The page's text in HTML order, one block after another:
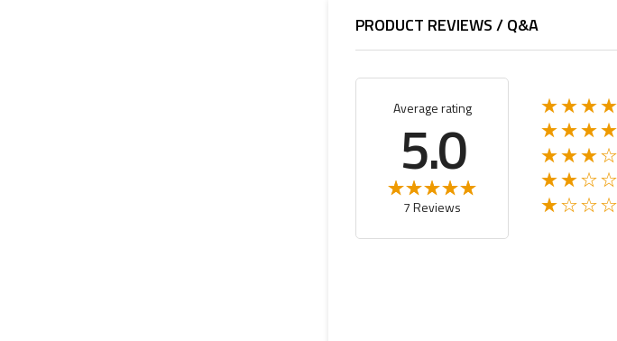
PRODUCT REVIEWS / Q&A
Average rating
5.0
7 Reviews